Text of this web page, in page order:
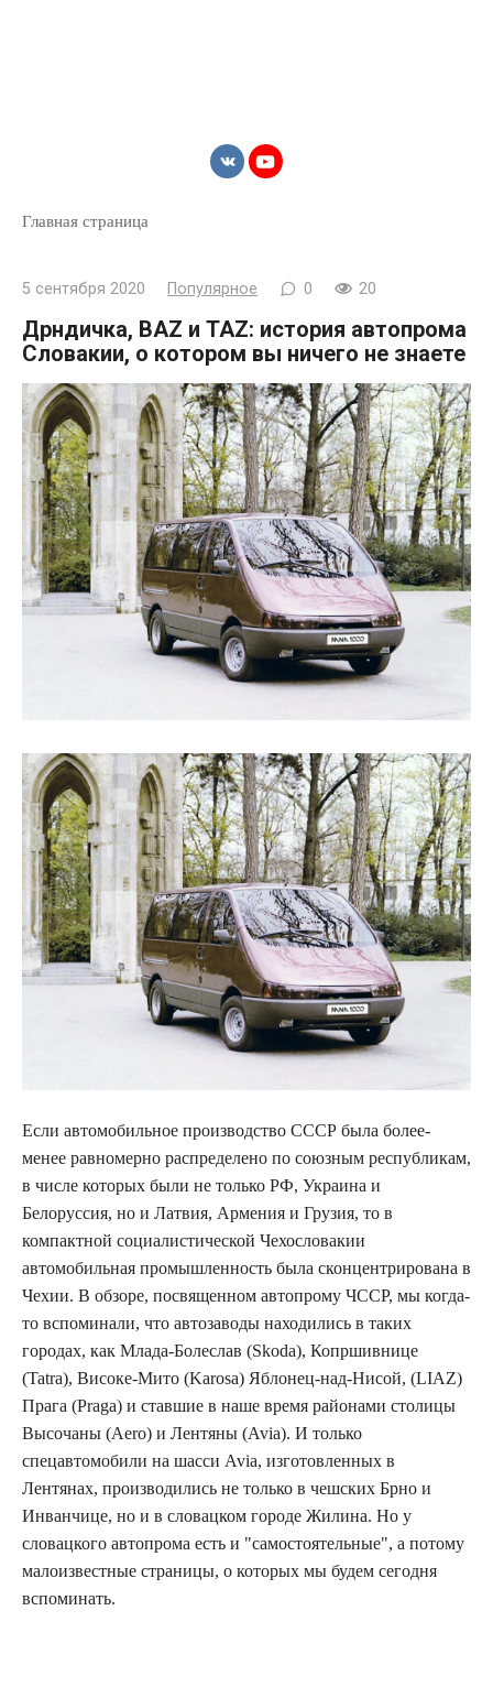
Главная страница
5 сентября 2020 Популярное 0 20
Дрндичка, BAZ и TAZ: история автопрома
Словакии, о котором вы ничего не знаете
Если автомобильное производство СССР была более-
менее равномерно распределено по союзным республикам,
в числе которых были не только РФ, Украина и
Белоруссия, но и Латвия, Армения и Грузия, то в
компактной социалистической Чехословакии
автомобильная промышленность была сконцентрирована в
Чехии. В обзоре, посвященном автопрому ЧССР, мы когда-
то вспоминали, что автозаводы находились в таких
городах, как Млада-Болеслав (Skoda), Копршивнице
(Tatra), Високе-Мито (Karosa) Яблонец-над-Нисой, (LIAZ)
Прага (Praga) и ставшие в наше время районами столицы
Высочаны (Aero) и Лентяны (Avia). И только
спецавтомобили на шасси Avia, изготовленных в
Лентянах, производились не только в чешских Брно и
Инванчице, но и в словацком городе Жилина. Но у
cловацкого автопрома есть и "самостоятельные", а потому
малоизвестные страницы, о которых мы будем сегодня
вспоминать.